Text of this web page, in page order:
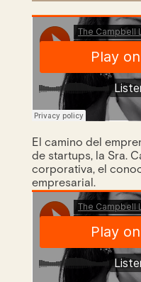
El camino del
de startups, la Sra.
corporativa, el
empresarial.